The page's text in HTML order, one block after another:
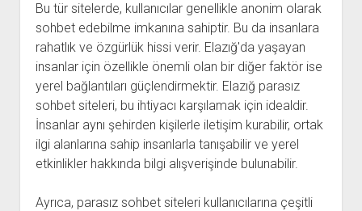
Bu tür sitelerde, kullanıcılar genellikle anonim olarak
sohbet edebilme imkanına sahiptir. Bu da insanlara
rahatlık ve özgürlük hissi verir. Elazığ'da yaşayan
insanlar için özellikle önemli olan bir diğer faktör ise
yerel bağlantıları güçlendirmektir. Elazığ parasız
sohbet siteleri, bu ihtiyacı karşılamak için idealdir.
İnsanlar aynı şehirden kişilerle iletişim kurabilir, ortak
ilgi alanlarına sahip insanlarla tanışabilir ve yerel
etkinlikler hakkında bilgi alışverişinde bulunabilir.
Ayrıca, parasız sohbet siteleri kullanıcılarına çeşitli